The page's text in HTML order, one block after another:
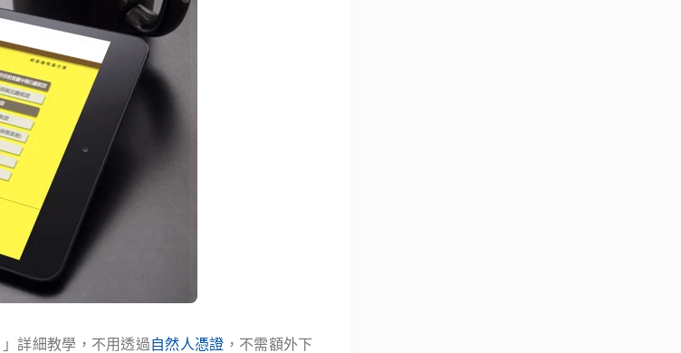
」詳細教學，不用透過自然人憑證 ，不需額外下